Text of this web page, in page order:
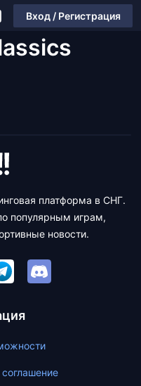
Вход / Регистрация
платформа в СНГ.
популярным играм,
новости.